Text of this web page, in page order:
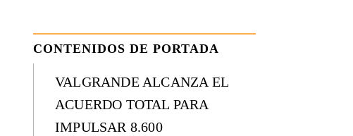
CONTENIDOS DE PORTADA
VALGRANDE ALCANZA EL
ACUERDO TOTAL PARA
IMPULSAR 8.600